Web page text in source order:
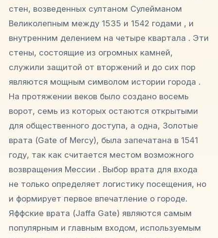
стен, возведенных султаном Сулейманом
Великолепным между 1535 и 1542 годами , и
внутренним делением на четыре квартала . Эти
стены, состоящие из огромных камней,
служили защитой от вторжений и до сих пор
являются мощным символом истории города .
На протяжении веков было создано восемь
ворот, семь из которых остаются открытыми
для общественного доступа, а одна, Золотые
врата (Gate of Mercy), была запечатана в 1541
году, так как считается местом возможного
возвращения Мессии . Выбор врата для входа
не только определяет логистику посещения, но
и формирует первое впечатление о городе.
Яффские врата (Jaffa Gate) являются самым
популярным и главным входом, используемым